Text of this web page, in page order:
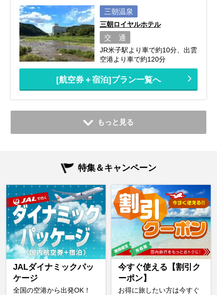
三朝温泉
三朝ロイヤルホテル
交 通
JR米子駅より車で約10分、出雲
空港より車で約120分
[航空券＋宿泊]プラン一覧へ
もっと見る
特集＆キャンペーン
JALダイナミックパッ
ケージ
全国の空港から出発OK！
今すぐ使える【割引ク
ーポン】
お得に旅したい方は今すぐ